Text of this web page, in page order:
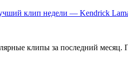
клип недели — Kendrick
клипы за последний месяц.